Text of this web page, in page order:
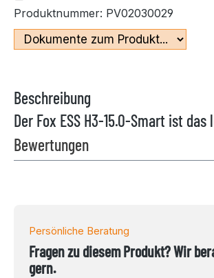
Produktnummer: PV02030029
Beschreibung
Der Fox ESS H3-15.0-Smart ist
Bewertungen
Persönliche Beratung
Fragen zu diesem Produkt? Wir
gern.